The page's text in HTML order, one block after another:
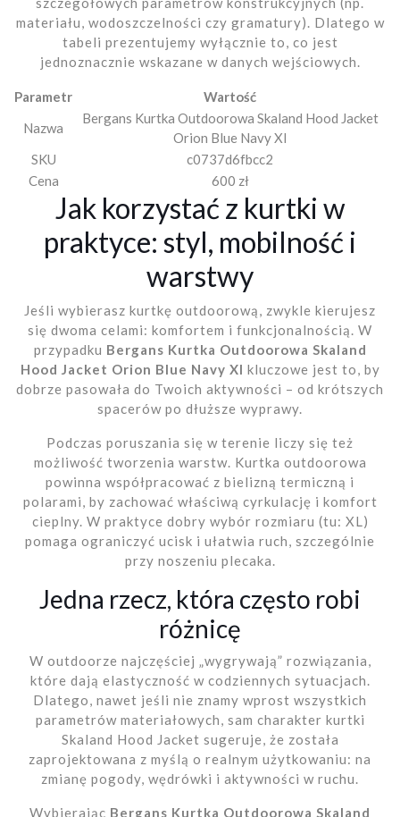
materiału, wodoszczelności czy gramatury). Dlatego w
tabeli prezentujemy wyłącznie to, co jest
jednoznacznie wskazane w danych wejściowych.
Parametr
Wartość
Nazwa
Bergans Kurtka Outdoorowa Skaland Hood Jacket
Orion Blue Navy Xl
SKU
c0737d6fbcc2
Cena
600 zł
Jak korzystać z kurtki w
praktyce: styl, mobilność i
warstwy
Jeśli wybierasz kurtkę outdoorową, zwykle kierujesz
się dwoma celami: komfortem i funkcjonalnością. W
przypadku Bergans Kurtka Outdoorowa Skaland
Hood Jacket Orion Blue Navy Xl kluczowe jest to, by
dobrze pasowała do Twoich aktywności – od krótszych
spacerów po dłuższe wyprawy.
Podczas poruszania się w terenie liczy się też
możliwość tworzenia warstw. Kurtka outdoorowa
powinna współpracować z bielizną termiczną i
polarami, by zachować właściwą cyrkulację i komfort
cieplny. W praktyce dobry wybór rozmiaru (tu: XL)
pomaga ograniczyć ucisk i ułatwia ruch, szczególnie
przy noszeniu plecaka.
Jedna rzecz, która często robi
różnicę
W outdoorze najczęściej „wygrywają” rozwiązania,
które dają elastyczność w codziennych sytuacjach.
Dlatego, nawet jeśli nie znamy wprost wszystkich
parametrów materiałowych, sam charakter kurtki
Skaland Hood Jacket sugeruje, że została
zaprojektowana z myślą o realnym użytkowaniu: na
zmianę pogody, wędrówki i aktywności w ruchu.
Wybierając Bergans Kurtka Outdoorowa Skaland